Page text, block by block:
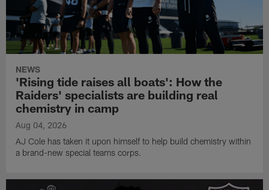
NEWS
'Rising tide raises all boats': How the
Raiders' specialists are building real
chemistry in camp
Aug 04, 2026
AJ Cole has taken it upon himself to help build chemistry within
a brand-new special teams corps.